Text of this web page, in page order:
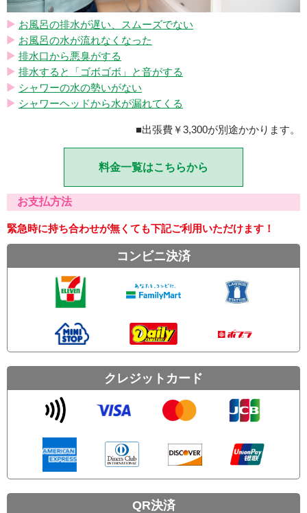
お風呂の排水が遅い、スムーズでない
お風呂の水が流れなくなった
排水口から悪臭がする
排水すると「ゴボゴボ」と音がする
シャワーの水の勢いがない
シャワーヘッドから水が漏れてくる
■出張費￥3,300が別途かかります。
料金一覧はこちらから
お支払方法
緊急時に持ち合わせが無くても下記ご利用いただけます！
コンビニ決済
クレジットカード
QR決済